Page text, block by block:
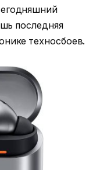
последняя
техносбоев.